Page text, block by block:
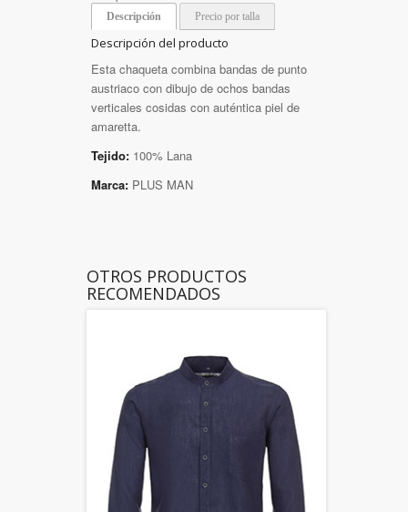
Descripción Precio por talla
Descripción del producto
Esta chaqueta combina bandas de punto
austriaco con dibujo de ochos bandas
verticales cosidas con auténtica piel de
amaretta.
Tejido: 100% Lana
Marca: PLUS MAN
OTROS PRODUCTOS
RECOMENDADOS